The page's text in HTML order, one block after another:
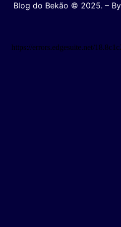
Blog do Bekão © 2025. –